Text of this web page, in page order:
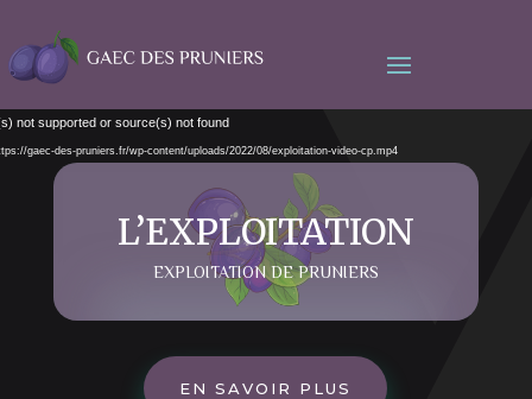
Lecteur
vidéo
not supported or source(s) not found
gaec-des-pruniers.fr/wp-content/uploads/2022/08/exploitation-video-cp.mp4
L’EXPLOITATION
EXPLOITATION DE PRUNIERS
EN SAVOIR PLUS